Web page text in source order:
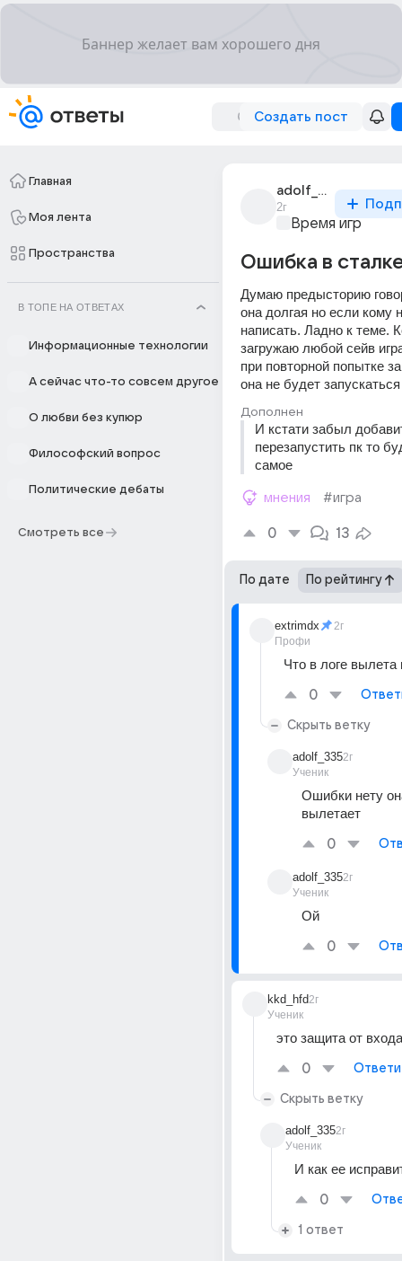
Создать пост
Главная
Моя лента
Пространства
В ТОПЕ НА ОТВЕТАХ
Информационные технологии
А сейчас что-то совсем другое
О любви без купюр
Философский вопрос
Политические дебаты
Смотреть все
adolf_335
2г
Время игр
Ошибка в
Думаю предысторию
она долгая но если кому
написать. Ладно к теме.
загружаю любой сейв
при повторной попытке
она не будет запускаться
Дополнен
И кстати забыл
перезапустить пк то
самое
мнения #игра
0 13
По дате По рейтингу
extrimdx
Профи
2г
Что в логе вылета
0
Скрыть ветку
adolf_335
Ученик
2г
Ошибки нету
вылетает
0
adolf_335
Ученик
2г
Ой
0
kkd_hfd
Ученик
2г
это защита от
0
Скрыть ветку
adolf_335
Ученик
2г
И как ее
0
1 ответ